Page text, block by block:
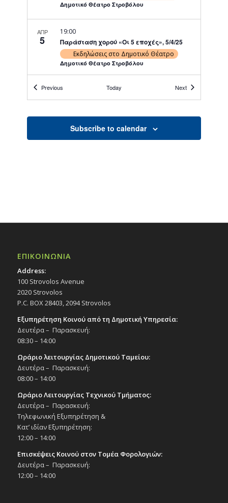
Δημοτικό Θέατρο Στροβόλου
ΑΠΡ
5 Παράσταση χορού «Οι 5 εποχές», 5/4/25
19:00
Εκδηλώσεις στο Δημοτικό Θέατρο
Δημοτικό Θέατρο Στροβόλου
ΑΠΡ
6 Παράσταση χορού «Οι 5 εποχές», 6/4/25
18:30
8 Συναυλία «Annelies», 8/4/25
ΑΠΡ
11 Μιούζικαλ «Neverland», 11/4/25
Δημοτικό Θέατρο Στροβόλου
ΑΠΡ
12
19:30
Εκδηλώσεις στο Δημοτικό Θέατρο
Δημοτικό Θέατρο Στροβόλου
ΑΠΡ
13
Διαγωνισμός Χορού «3rd IDTA Cyprus
Ballroom Branch Competition», 13/4/25
10:00
Εκδηλώσεις στο Δημοτικό Θέατρο
Δημοτικό Θέατρο Στροβόλου
ΑΠΡ
15
Παράσταση χορού «Flamenco Show»,
20:00
Previous Today NextEvents
Subscribe to calendar
ΕΠΙΚΟΙΝΩΝΙΑ
Address:
100 Strovolos Avenue
2020 Strovolos
P.C. BOX 28403, 2094 Strovolos
Εξυπηρέτηση Κοινού από τη Δημοτική Υπηρεσία:
Δευτέρα – Παρασκευή:
08:30 – 14:00
Ωράριο λειτουργίας Δημοτικού Ταμείου:
Δευτέρα – Παρασκευή:
08:00 – 14:00
Ωράριο Λειτουργίας Τεχνικού Τμήματος:
Δευτέρα – Παρασκευή:
Τηλεφωνική Εξυπηρέτηση &
Κατ’ ιδίαν Εξυπηρέτηση:
12:00 – 14:00
Επισκέψεις Κοινού στον Τομέα Φορολογιών:
Δευτέρα – Παρασκευή:
12:00 – 14:00